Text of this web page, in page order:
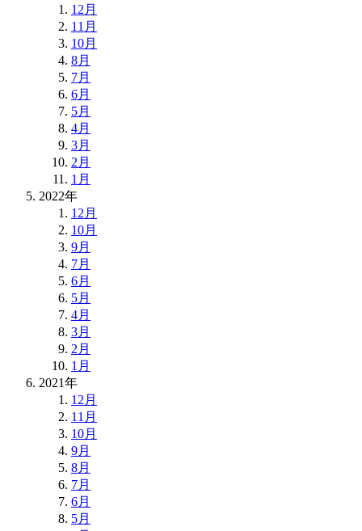
12月
11月
10月
8月
7月
6月
5月
4月
3月
2月
1月
2022年
12月
10月
9月
7月
6月
5月
4月
3月
2月
1月
2021年
12月
11月
10月
9月
8月
7月
6月
5月